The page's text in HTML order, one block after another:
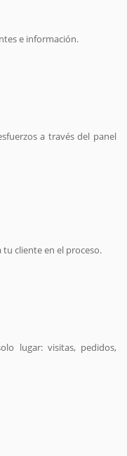
e información.
a través del panel
cliente en el proceso.
lugar: visitas, pedidos,